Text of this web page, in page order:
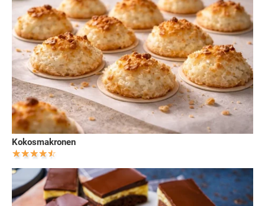
Kokosmakronen